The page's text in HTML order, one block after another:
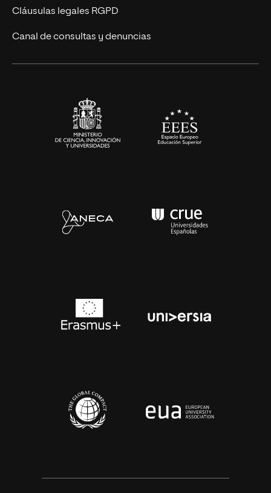
Diseño
Ciencias de la Salud
Cláusulas legales RGPD
Canal de consultas y denuncias